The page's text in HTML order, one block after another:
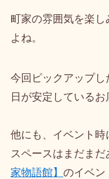
町家の雰囲気を楽
よね。
今回ピックアップ
日が安定しているお
他にも、イベント
スペースはまだまだ
家物語館】 のイベン